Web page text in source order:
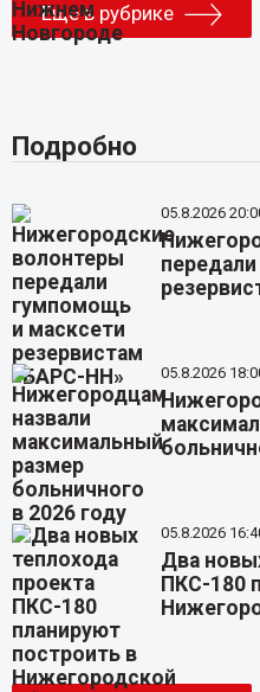
Еще в рубрике
Подробно
05.8.2026
05.8.2026
05.8.2026
Два
ПКС-180